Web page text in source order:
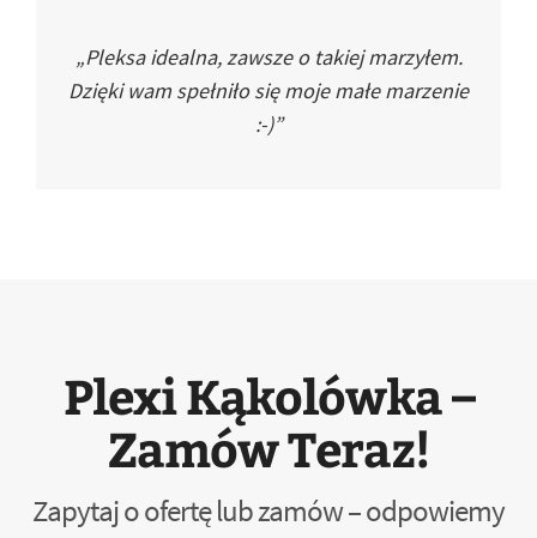
„Pleksa idealna, zawsze o takiej marzyłem.
Dzięki wam spełniło się moje małe marzenie
:-)”
Plexi Kąkolówka –
Zamów Teraz!
Zapytaj o ofertę lub zamów – odpowiemy